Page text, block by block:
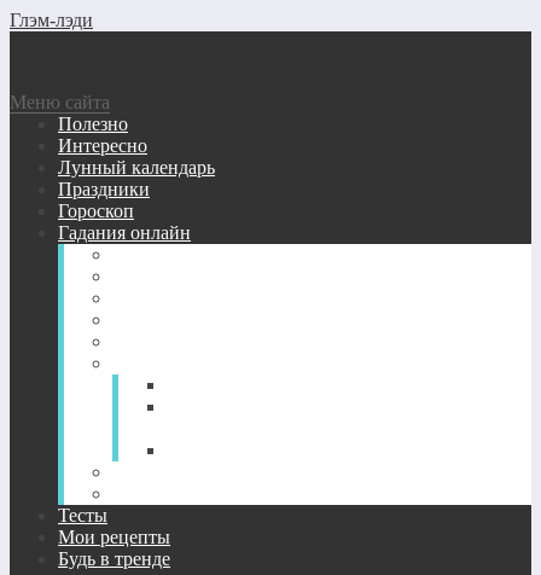
Глэм-лэди
Меню сайта
Полезно
Интересно
Лунный календарь
Праздники
Гороскоп
Гадания онлайн
Тесты
Мои рецепты
Будь в тренде